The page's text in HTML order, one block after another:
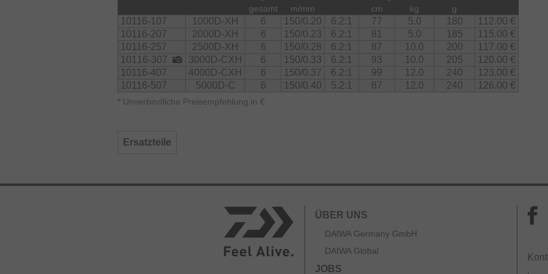
gesamt m/mm cm kg g
10116-107 1000D-XH 6 150/0.20 6.2:1 77 5.0 180
112.00 €
10116-207
2000D-XH 6 150/0.23 6.2:1 81 5.0 185
115.00 €
10116-257
2500D-XH 6 150/0.28 6.2:1 87 10.0 200
117.00 €
10116-307
3000D-CXH 6 150/0.33 6.2:1 93 10.0 205
120.00 €
10116-407
4000D-CXH 6 150/0.37 6.2:1 99 12.0 240
123.00 €
10116-507
5000D-C 6 150/0.40 5.2:1 87 12.0 240 126.00 €
* Unverbindliche Preisempfehlung in €
Ersatzteile
ÜBER UNS
DAIWA Germany GmbH
DAIWA Global
JOBS